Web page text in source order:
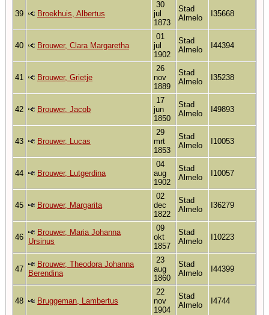
39 Broekhuis, Albertus
30
jul
1873
Stad
Almelo
I35668
40 Brouwer, Clara Margaretha
01
jul
1902
Stad
Almelo
I44394
41 Brouwer, Grietje
26
nov
1889
Stad
Almelo
I35238
42 Brouwer, Jacob
17
jun
1850
Stad
Almelo
I49893
43 Brouwer, Lucas
29
mrt
1853
Stad
Almelo
I10053
44 Brouwer, Lutgerdina
04
aug
1902
Stad
Almelo
I10057
45 Brouwer, Margarita
02
dec
1822
Stad
Almelo
I36279
46
Brouwer, Maria Johanna
Ursinus
09
okt
1857
Stad
Almelo
I10223
47
Brouwer, Theodora Johanna
Berendina
23
aug
1860
Stad
Almelo
I44399
48 Bruggeman, Lambertus
22
nov
1904
Stad
Almelo
I4744